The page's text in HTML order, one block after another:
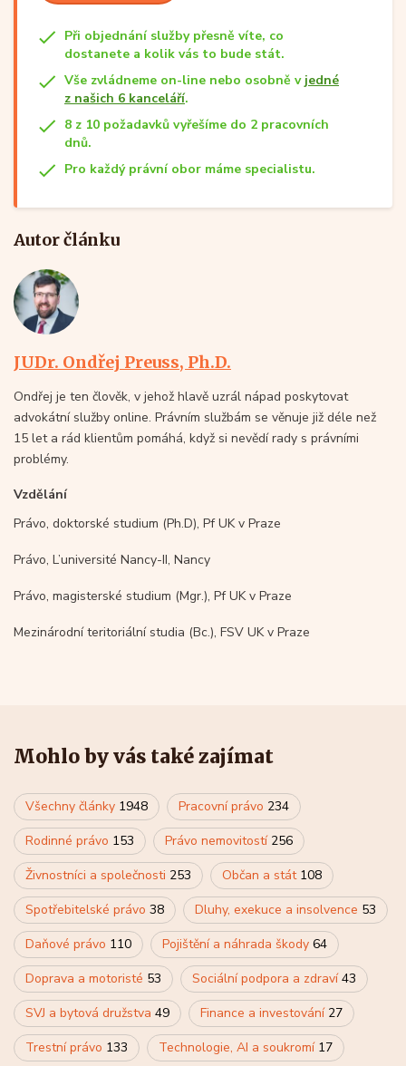
Při objednání služby přesně víte, co
dostanete a kolik vás to bude stát.
Vše zvládneme on-line nebo osobně v jedné
z našich 6 kanceláří.
8 z 10 požadavků vyřešíme do 2 pracovních
dnů.
Pro každý právní obor máme specialistu.
Autor článku
JUDr. Ondřej Preuss, Ph.D.
Ondřej je ten člověk, v jehož hlavě uzrál nápad poskytovat
advokátní služby online. Právním službám se věnuje již déle než
15 let a rád klientům pomáhá, když si nevědí rady s právními
problémy.
Vzdělání
Právo, doktorské studium (Ph.D), Pf UK v Praze
Právo, L’université Nancy-II, Nancy
Právo, magisterské studium (Mgr.), Pf UK v Praze
Mezinárodní teritoriální studia (Bc.), FSV UK v Praze
Mohlo by vás také zajímat
Všechny články 1948 Pracovní právo 234
Rodinné právo 153 Právo nemovitostí 256
Živnostníci a společnosti 253 Občan a stát 108
Spotřebitelské právo 38 Dluhy, exekuce a insolvence 53
Daňové právo 110 Pojištění a náhrada škody 64
Doprava a motoristé 53 Sociální podpora a zdraví43
SVJ a bytová družstva 49 Finance a investování 27
Trestní právo 133 Technologie, AI a soukromí 17